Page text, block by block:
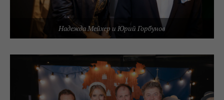
Надежда Мейхер и Юрий Горбунов